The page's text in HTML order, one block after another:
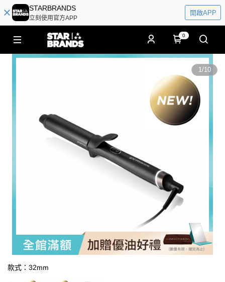
STARBRANDS
立刻使用官方APP
開啟APP
0
1/10
款式：32mm